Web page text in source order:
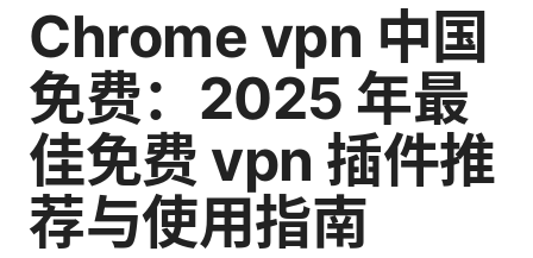
Chrome vpn 中国
免费：2025 年最
佳免费 vpn 插件推
荐与使用指南